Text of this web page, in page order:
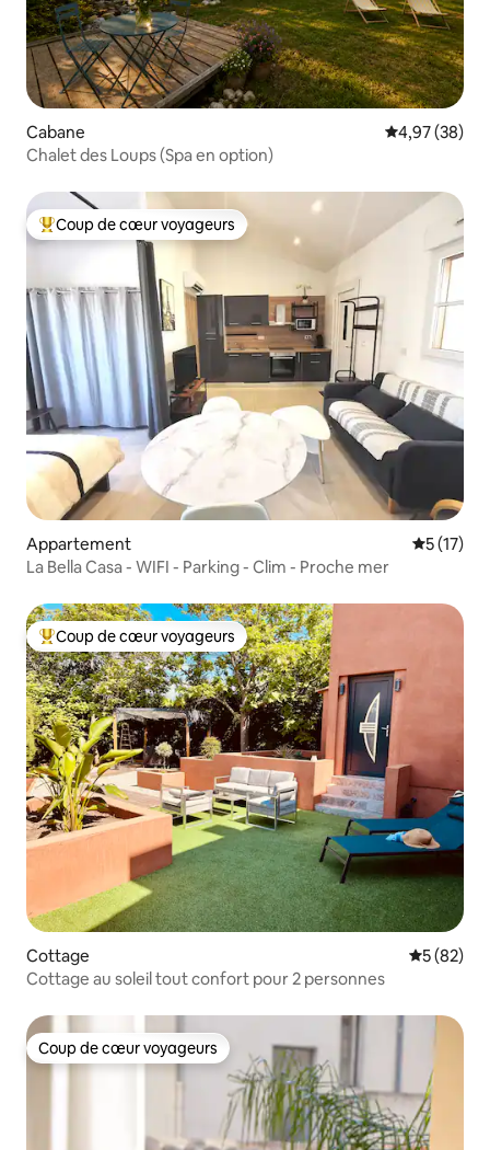
Cabane Évaluation
4,97 (38)
Chalet des Loups (Spa en option)
Coups de cœur voyageurs les plus appréciés
Coup de cœur voyageurs
Appartement
5 (17)
La Bella Casa - WIFI - Parking - Clim - Proche mer
Coups de cœur voyageurs les plus appréciés
Coup de cœur voyageurs
Cottage
5 (82)
Cottage au soleil tout confort pour 2 personnes
Coup de cœur voyageurs
Coup de cœur voyageurs